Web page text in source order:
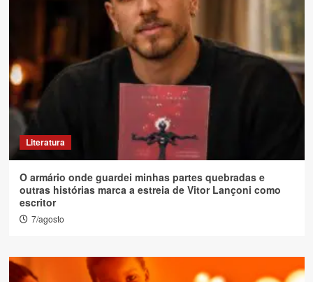
Literatura
O armário onde guardei minhas partes quebradas e
outras histórias marca a estreia de Vitor Lançoni como
escritor
7/agosto